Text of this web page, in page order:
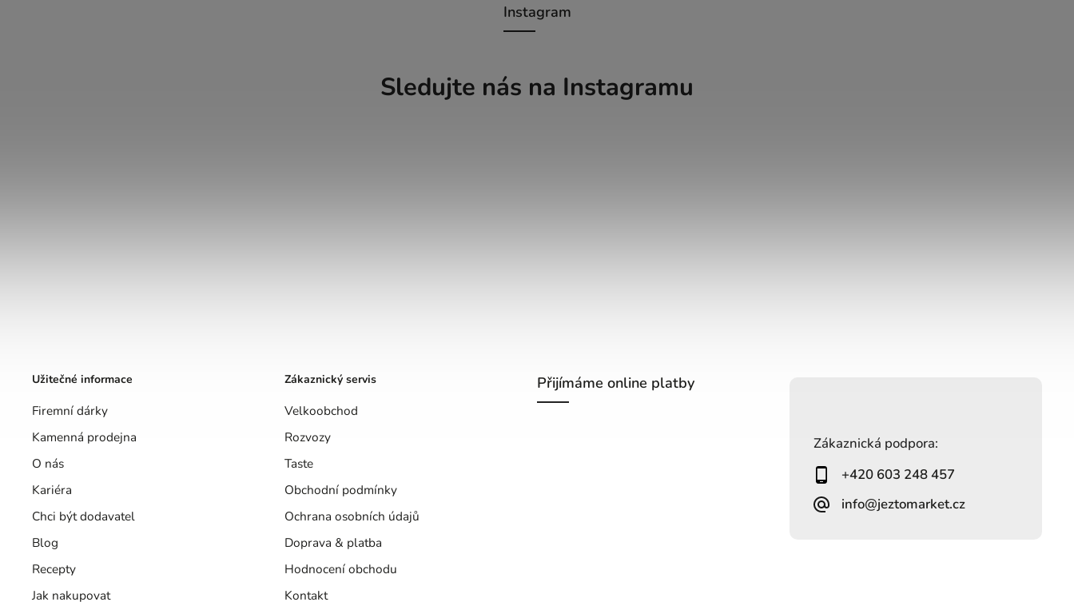
Zákaznická podpora:
+420 603 248 457
info@jeztomarket.cz
Instagram
Sledujte nás na Instagramu
Užitečné informace
Firemní dárky
Kamenná prodejna
O nás
Kariéra
Chci být dodavatel
Blog
Recepty
Jak nakupovat
Zákaznický servis
Velkoobchod
Rozvozy
Taste
Obchodní podmínky
Ochrana osobních údajů
Doprava & platba
Hodnocení obchodu
Kontakt
Přijímáme online platby